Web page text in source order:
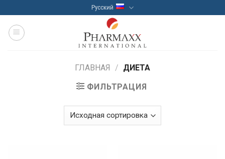
to
content
Русский
ГЛАВНАЯ / ДИЕТА
ФИЛЬТРАЦИЯ